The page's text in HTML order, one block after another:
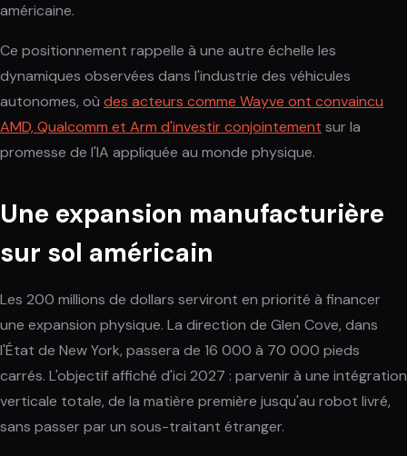
américaine.
Ce positionnement rappelle à une autre échelle les
dynamiques observées dans l'industrie des véhicules
autonomes, où des acteurs comme Wayve ont convaincu
AMD, Qualcomm et Arm d'investir conjointement sur la
promesse de l'IA appliquée au monde physique.
Une expansion manufacturière
sur sol américain
Les 200 millions de dollars serviront en priorité à financer
une expansion physique. La direction de Glen Cove, dans
l'État de New York, passera de 16 000 à 70 000 pieds
carrés. L'objectif affiché d'ici 2027 : parvenir à une intégration
verticale totale, de la matière première jusqu'au robot livré,
sans passer par un sous-traitant étranger.